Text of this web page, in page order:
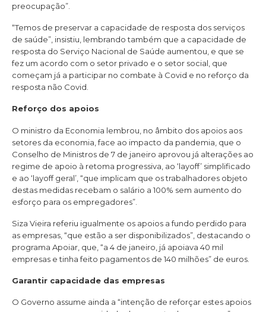
preocupação”.
“Temos de preservar a capacidade de resposta dos serviços
de saúde”, insistiu, lembrando também que a capacidade de
resposta do Serviço Nacional de Saúde aumentou, e que se
fez um acordo com o setor privado e o setor social, que
começam já a participar no combate à Covid e no reforço da
resposta não Covid.
Reforço dos apoios
O ministro da Economia lembrou, no âmbito dos apoios aos
setores da economia, face ao impacto da pandemia, que o
Conselho de Ministros de 7 de janeiro aprovou já alterações ao
regime de apoio à retoma progressiva, ao ‘layoff’ simplificado
e ao ‘layoff geral’, “que implicam que os trabalhadores objeto
destas medidas recebam o salário a 100% sem aumento do
esforço para os empregadores”.
Siza Vieira referiu igualmente os apoios a fundo perdido para
as empresas, “que estão a ser disponibilizados”, destacando o
programa Apoiar, que, “a 4 de janeiro, já apoiava 40 mil
empresas e tinha feito pagamentos de 140 milhões” de euros.
Garantir capacidade das empresas
O Governo assume ainda a “intenção de reforçar estes apoios